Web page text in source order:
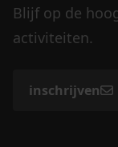
Blijf op de
activiteiten.
inschrijven